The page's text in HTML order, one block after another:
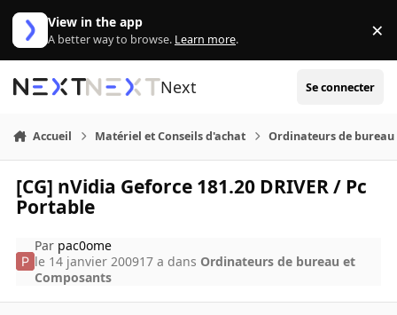
Aller au contenu
View in the app
A better way to browse. Learn more. ×
Next Se connecter
Accueil Matériel et Conseils d'achat Ordinateurs de bureau
[CG] nVidia Geforce 181.20 DRIVER / Pc
Portable
Par pac0ome
le 14 janvier 200917 a dans Ordinateurs de bureau et
Composants